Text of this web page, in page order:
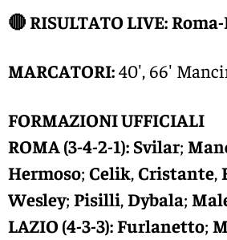
🔴 RISULTATO LIVE:
MARCATORI:40′, 66′
FORMAZIONI UFFICIALI
ROMA (3-4-2-1): Svilar;
Hermoso; Celik,Cristante,
Wesley; Pisilli,Dybala;
LAZIO (4-3-3):Furlanetto;